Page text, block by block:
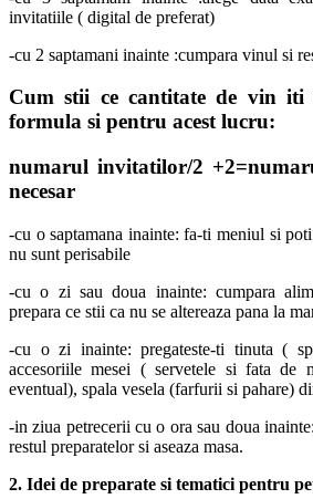
invitatiile ( digital de preferat)
-cu 2 saptamani inainte :cumpara vinul si
Cum stii ce cantitate de vin
formula si pentru acest lucru:
numarul invitatilor/2
necesar
-cu o saptamana inainte: fa-ti meniul si
nu sunt perisabile
-cu o zi sau doua inainte: cumpara
prepara ce stii ca nu se altereaza pana la
-cu o zi inainte: pregateste-ti tinuta (
accesoriile mesei ( servetele si fata de
eventual), spala vesela (farfurii si pahare)
-in ziua petrecerii cu o ora sau doua
restul preparatelor si aseaza masa.
2. Idei de preparate si tematici pentru